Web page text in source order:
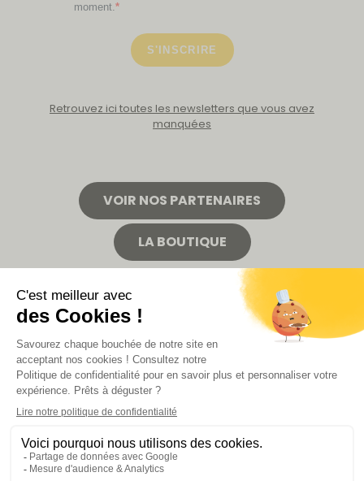
moment.
S'INSCRIRE
Retrouvez ici toutes les newsletters que vous avez
manquées
VOIR NOS PARTENAIRES
LA BOUTIQUE
CGV de la revue